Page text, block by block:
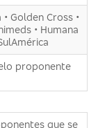
• Golden Cross •
• Humana
proponente
que se